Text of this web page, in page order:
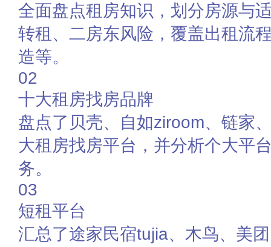
全面盘点租房知识，划分房源与
转租、二房东风险，覆盖出租流
造等。
02
十大租房找房品牌
盘点了贝壳、自如ziroom、链家
大租房找房平台，并分析个大平
务。
03
短租平台
汇总了途家民宿tujia、木鸟、美